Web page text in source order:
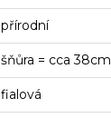
přírodní
šňůra = cca 38cm
fialová